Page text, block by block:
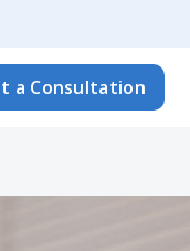
a Consultation